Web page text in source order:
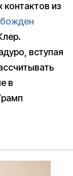
из
вступая
в